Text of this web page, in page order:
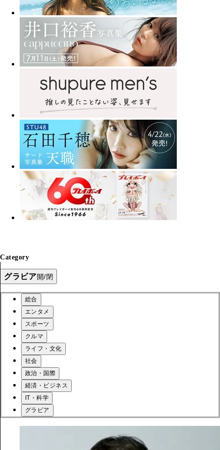
Category
グラビア開/閉
総合
エンタメ
スポーツ
クルマ
ライフ・文化
社会
政治・国際
経済・ビジネス
IT・科学
グラビア